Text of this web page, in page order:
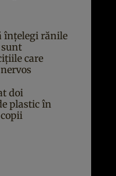
înțelegi rănile
sunt
care
doi
plastic în